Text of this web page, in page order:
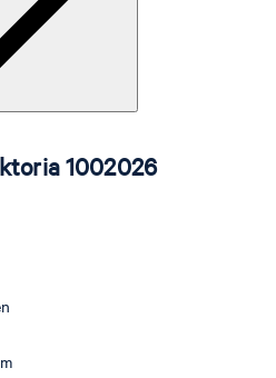
1002026